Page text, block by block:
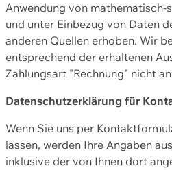
Anwendung von
und unter Einbezug von Daten
anderen Quellen erhoben. Wir
entsprechend der erhaltenen
Zahlungsart "Rechnung" nicht
Datenschutzerklärung für
Wenn Sie uns per
lassen, werden Ihre Angaben
inklusive der von Ihnen dort